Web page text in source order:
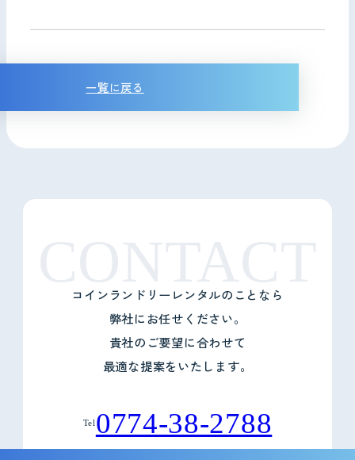
一覧に戻る
コインランドリーレンタルのことなら
弊社にお任せください。
貴社のご要望に合わせて
最適な提案をいたします。
Tel0774-38-2788